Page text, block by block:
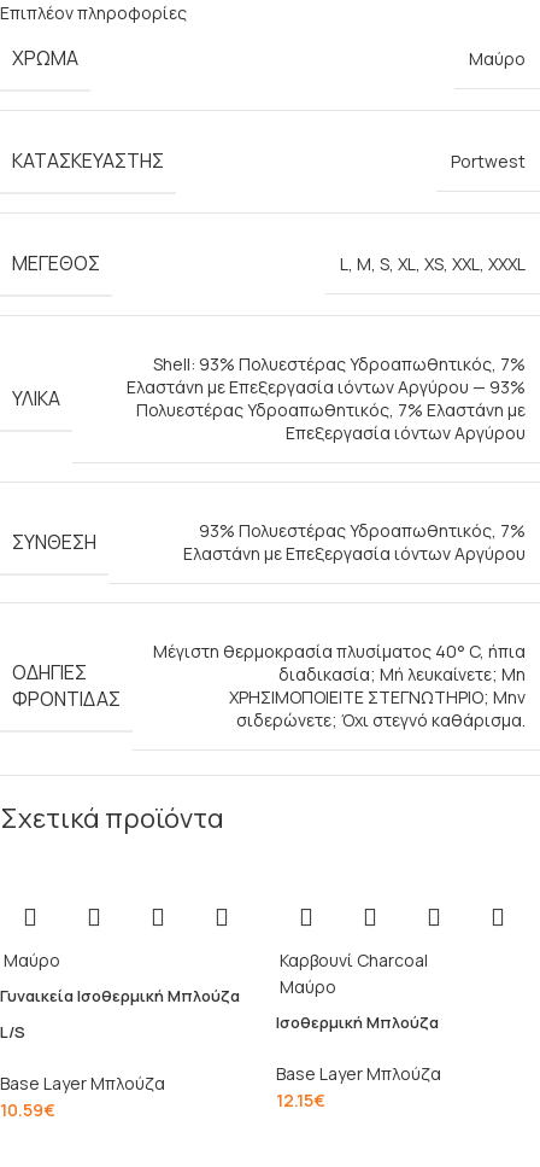
Επιπλέον πληροφορίες
ΧΡΏΜΑ Μαύρο
ΚΑΤΑΣΚΕΥΑΣΤΉΣ Portwest
ΜΈΓΕΘΟΣ L, M, S, XL, XS, XXL, XXXL
ΥΛΙΚΆ
Shell: 93% Πολυεστέρας Υδροαπωθητικός, 7%
Ελαστάνη με Επεξεργασία ιόντων Αργύρου — 93%
Πολυεστέρας Υδροαπωθητικός, 7% Ελαστάνη με
Επεξεργασία ιόντων Αργύρου
ΣΎΝΘΕΣΗ
93% Πολυεστέρας Υδροαπωθητικός, 7%
Ελαστάνη με Επεξεργασία ιόντων Αργύρου
ΟΔΗΓΊΕΣ
ΦΡΟΝΤΊΔΑΣ
Μέγιστη θερμοκρασία πλυσίματος 40° C, ήπια
διαδικασία; Μή λευκαίνετε; Μη
ΧΡΗΣΙΜΟΠΟΙΕΙΤΕ ΣΤΕΓΝΩΤΗΡΙΟ; Μην
σιδερώνετε; Όχι στεγνό καθάρισμα.
Σχετικά προϊόντα
Μαύρο
Γυναικεία Ισοθερμική Μπλούζα
L/S
Base Layer Μπλούζα
10.59€
Καρβουνί Charcoal
Μαύρο
Ισοθερμική Μπλούζα
Base Layer Μπλούζα
12.15€